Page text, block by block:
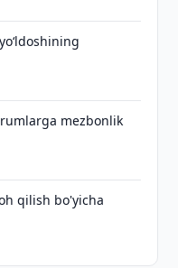
mezbonlik
qilish bo'yicha